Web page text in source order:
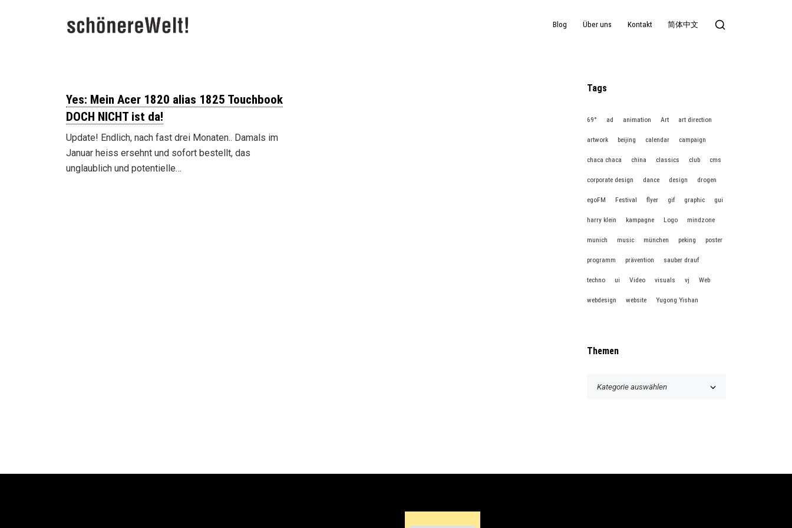
Blog Über uns Kontakt 简体中文
Yes: Mein Acer 1820 alias 1825 Touchbook
DOCH NICHT ist da!
Update! Endlich, nach fast drei Monaten.. Damals im
Januar heiss ersehnt und sofort bestellt, das
unglaublich und potentielle…
Tags
69° ad animation Art art direction
artwork beijing calendar campaign
chaca chaca china classics club cms
corporate design dance design drogen
egoFM Festival flyer gif graphic gui
harry klein kampagne Logo mindzone
munich music münchen peking poster
programm prävention sauber drauf
techno ui Video visuals vj Web
webdesign website Yugong Yishan
Themen